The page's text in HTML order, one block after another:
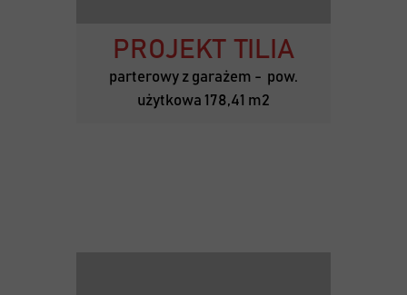
PROJEKT TILIA
parterowy z garażem - pow.
użytkowa 178,41 m2